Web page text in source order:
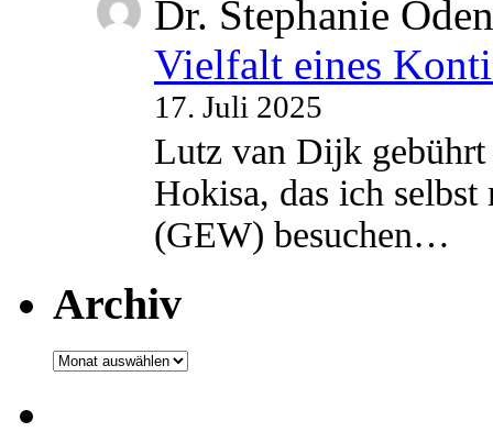
Dr. Stephanie
Vielfalt eines
17. Juli 2025
Lutz van Dijk
Hokisa, das ich
(GEW) besuchen…
Archiv
Archiv